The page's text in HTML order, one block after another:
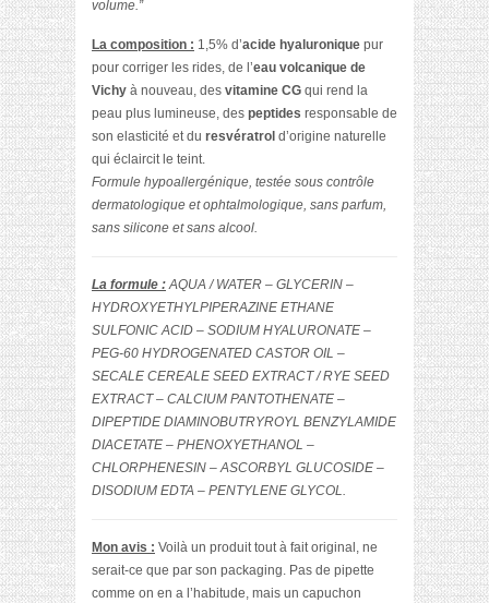
volume.”
La composition : 1,5% d’acide hyaluronique pur
pour corriger les rides, de l’eau volcanique de
Vichy à nouveau, des vitamine CG qui rend la
peau plus lumineuse, des peptides responsable de
son elasticité et du resvératrol d’origine naturelle
qui éclaircit le teint.
Formule hypoallergénique, testée sous contrôle
dermatologique et ophtalmologique, sans parfum,
sans silicone et sans alcool.
La formule :AQUA / WATER – GLYCERIN –
HYDROXYETHYLPIPERAZINE ETHANE
SULFONIC ACID – SODIUM HYALURONATE –
PEG-60 HYDROGENATED CASTOR OIL –
SECALE CEREALE SEED EXTRACT / RYE SEED
EXTRACT – CALCIUM PANTOTHENATE –
DIPEPTIDE DIAMINOBUTRYROYL BENZYLAMIDE
DIACETATE – PHENOXYETHANOL –
CHLORPHENESIN – ASCORBYL GLUCOSIDE –
DISODIUM EDTA – PENTYLENE GLYCOL.
Mon avis : Voilà un produit tout à fait original, ne
serait-ce que par son packaging. Pas de pipette
comme on en a l’habitude, mais un capuchon